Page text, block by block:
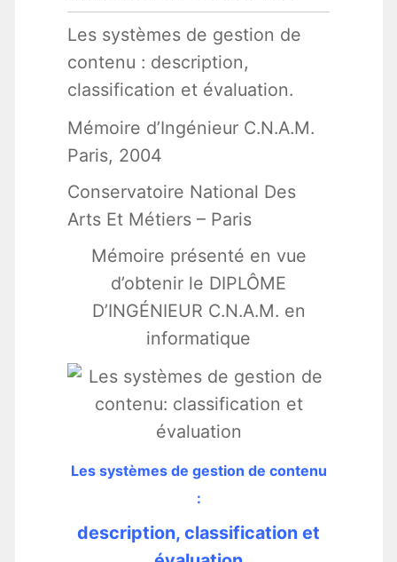
Les systèmes de gestion de
contenu : description,
classification et évaluation.
Mémoire d’Ingénieur C.N.A.M.
Paris, 2004
Conservatoire National Des
Arts Et Métiers – Paris
Mémoire présenté en vue
d’obtenir le DIPLÔME
D’INGÉNIEUR C.N.A.M. en
informatique
Les systèmes de gestion de contenu
:
description, classification et